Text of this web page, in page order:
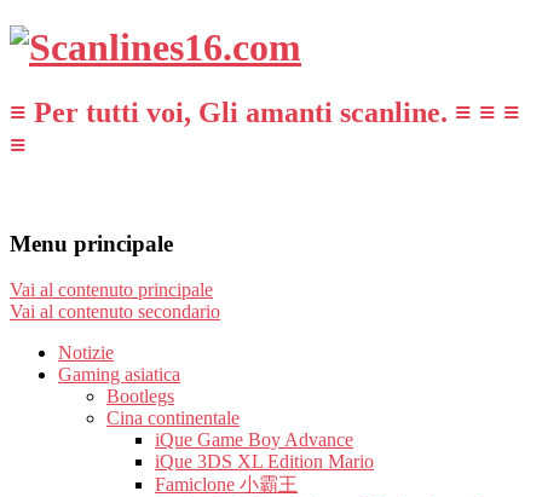
≡ Per tutti voi, Gli amanti scanline. ≡ ≡ ≡
≡
Menu principale
Vai al contenuto principale
Vai al contenuto secondario
Notizie
Gaming asiatica
Bootlegs
Cina continentale
iQue Game Boy Advance
iQue 3DS XL Edition Mario
Famiclone 小霸王